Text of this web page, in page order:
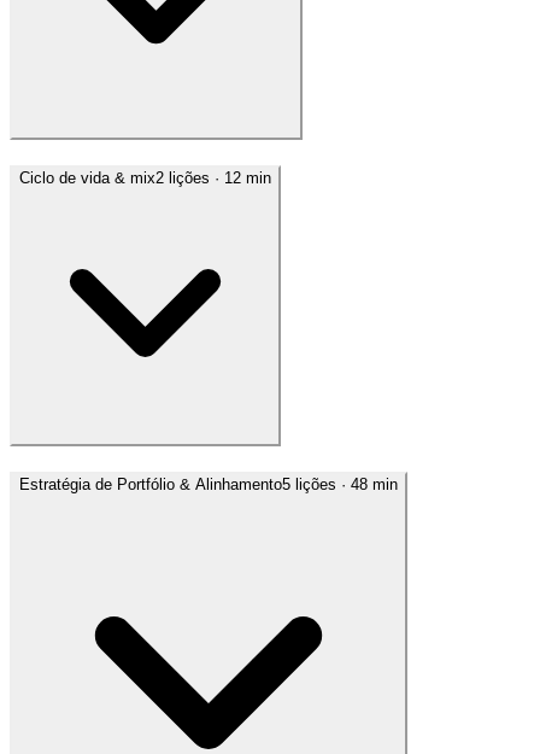
Ciclo de vida & mix2 lições · 12 min
Estratégia de Portfólio & Alinhamento5 lições · 48 min